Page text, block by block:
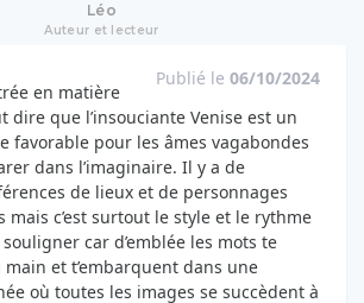
Léo
Auteur et lecteur
Publié le 06/10/2024
en matière
dire que l’insouciante Venise est un
favorable pour les âmes vagabondes
dans l’imaginaire. Il y a de
de lieux et de personnages
mais c’est surtout le style et le rythme
car d’emblée les mots te
et t’embarquent dans une
où toutes les images se succèdent à